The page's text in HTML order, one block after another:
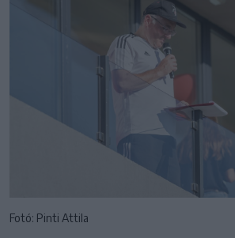
Fotó: Pinti Attila